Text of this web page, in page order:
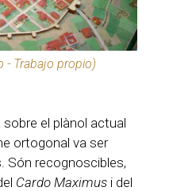
- Trabajo propio)
el plànol actual
ortogonal va ser
Són recognoscibles,
Cardo Maximus i del